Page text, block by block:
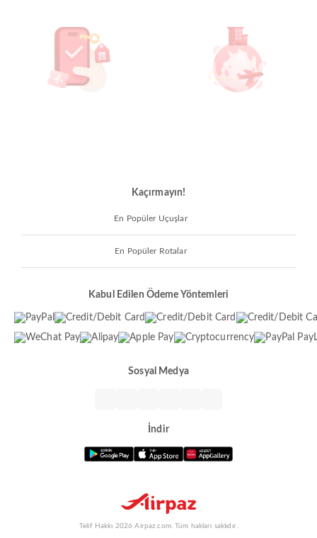
Kaçırmayın!
En Popüler Uçuşlar
En Popüler Rotalar
Kabul Edilen Ödeme Yöntemleri
Sosyal Medya
İndir
Telif Hakkı 2026 Airpaz.com. Tüm hakları saklıdır.